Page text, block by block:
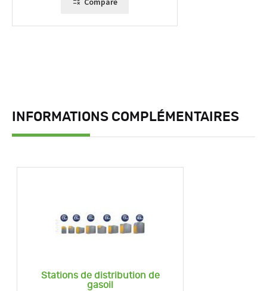
INFORMATIONS COMPLÉMENTAIRES
Stations de distribution de
gasoil